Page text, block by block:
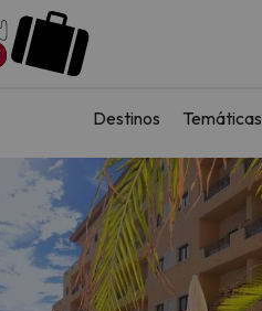
Destinos Temáticas